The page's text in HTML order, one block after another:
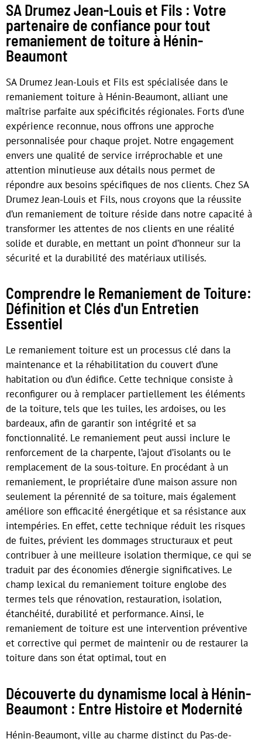
SA Drumez Jean-Louis et Fils : Votre
partenaire de confiance pour tout
remaniement de toiture à Hénin-
Beaumont
SA Drumez Jean-Louis et Fils est spécialisée dans le
remaniement toiture à Hénin-Beaumont, alliant une
maîtrise parfaite aux spécificités régionales. Forts d’une
expérience reconnue, nous offrons une approche
personnalisée pour chaque projet. Notre engagement
envers une qualité de service irréprochable et une
attention minutieuse aux détails nous permet de
répondre aux besoins spécifiques de nos clients. Chez SA
Drumez Jean-Louis et Fils, nous croyons que la réussite
d’un remaniement de toiture réside dans notre capacité à
transformer les attentes de nos clients en une réalité
solide et durable, en mettant un point d’honneur sur la
sécurité et la durabilité des matériaux utilisés.
Comprendre le Remaniement de Toiture:
Définition et Clés d'un Entretien
Essentiel
Le remaniement toiture est un processus clé dans la
maintenance et la réhabilitation du couvert d’une
habitation ou d’un édifice. Cette technique consiste à
reconfigurer ou à remplacer partiellement les éléments
de la toiture, tels que les tuiles, les ardoises, ou les
bardeaux, afin de garantir son intégrité et sa
fonctionnalité. Le remaniement peut aussi inclure le
renforcement de la charpente, l’ajout d’isolants ou le
remplacement de la sous-toiture. En procédant à un
remaniement, le propriétaire d’une maison assure non
seulement la pérennité de sa toiture, mais également
améliore son efficacité énergétique et sa résistance aux
intempéries. En effet, cette technique réduit les risques
de fuites, prévient les dommages structuraux et peut
contribuer à une meilleure isolation thermique, ce qui se
traduit par des économies d’énergie significatives. Le
champ lexical du remaniement toiture englobe des
termes tels que rénovation, restauration, isolation,
étanchéité, durabilité et performance. Ainsi, le
remaniement de toiture est une intervention préventive
et corrective qui permet de maintenir ou de restaurer la
toiture dans son état optimal, tout en
Découverte du dynamisme local à Hénin-
Beaumont : Entre Histoire et Modernité
Hénin-Beaumont, ville au charme distinct du Pas-de-